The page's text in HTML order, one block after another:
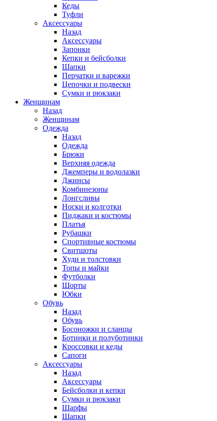
Кеды
Туфли
Аксессуары
Назад
Аксессуары
Запонки
Кепки и бейсболки
Шапки
Перчатки и варежки
Цепочки и подвески
Сумки и рюкзаки
Женщинам
Назад
Женщинам
Одежда
Назад
Одежда
Брюки
Верхняя одежда
Джемперы и водолазки
Джинсы
Комбинезоны
Лонгсливы
Носки и колготки
Пиджаки и костюмы
Платья
Рубашки
Спортивные костюмы
Свитшоты
Худи и толстовки
Топы и майки
Футболки
Шорты
Юбки
Обувь
Назад
Обувь
Босоножки и сланцы
Ботинки и полуботинки
Кроссовки и кеды
Сапоги
Аксессуары
Назад
Аксессуары
Бейсболки и кепки
Сумки и рюкзаки
Шарфы
Шапки